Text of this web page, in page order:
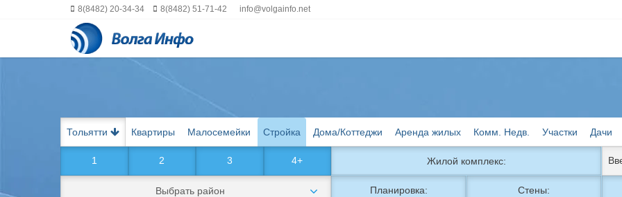
8(8482) 20-34-34 8(8482) 51-71-42 info@volgainfo.net
Тольятти Квартиры Малосемейки Стройка Дома/Коттеджи Аренда жилых Комм. Недв. Участки Дачи
1 2 3 4+
Выбрать район
Жилой комплекс:
Планировка: Стены: